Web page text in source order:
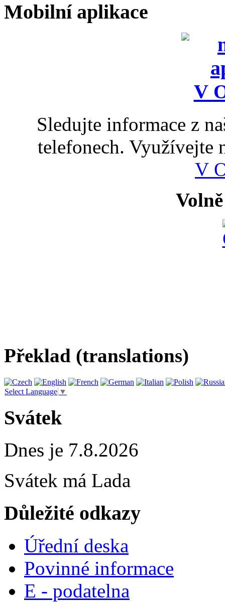
Mobilní aplikace
Sledujte informace z
telefonech. Využívejte
V
Překlad (translations)
Select Language ▼
Svátek
Dnes je 7.8.2026
Svátek má Lada
Důležité odkazy
Úřední deska
Povinné informace
E - podatelna